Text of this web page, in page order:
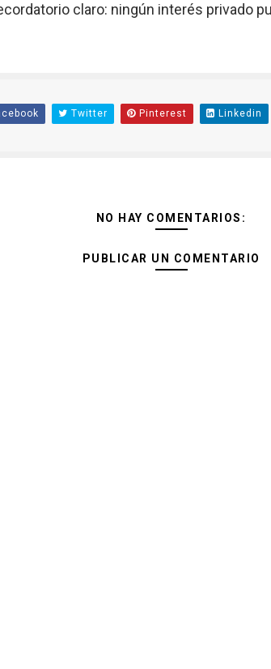
claro: ningún interés privado
Twitter Pinterest Linkedin
NO HAY COMENTARIOS:
PUBLICAR UN COMENTARIO